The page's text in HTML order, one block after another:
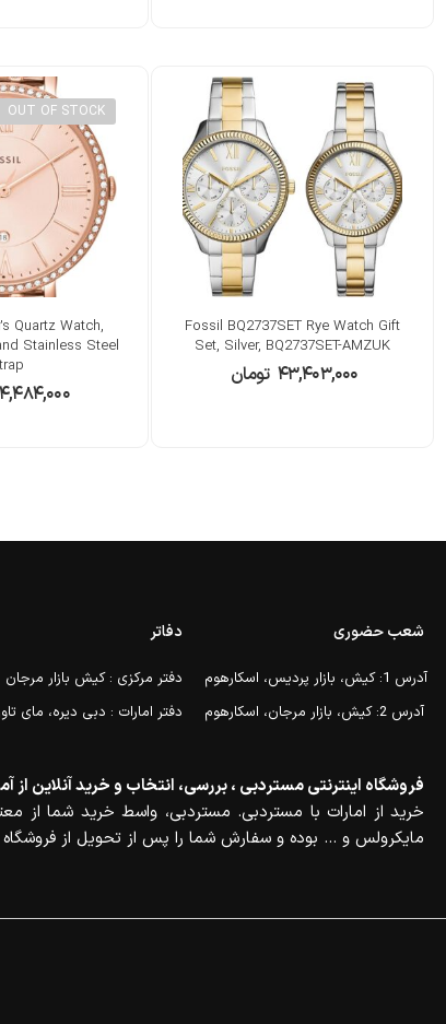
Fossil BQ2737SET Rye Watch Gift
Set, Silver, BQ2737SET-AMZUK
۴۳,۴۰۳,۰۰۰ تومان
OUT OF STOCK
Quartz Watch,
Stainless Steel
دفاتر
دفتر مرکزی : کیش بازار مرجان
دفتر امارات : دبی دیره، مای
شعب حضوری
آدرس 1: کیش، بازار پردیس، اسکارهوم
آدرس 2: کیش، بازار مرجان، اسکارهوم
فروشگاه اینترنتی مستردبی ، بررسی، انتخاب و خرید آنلاین از
خرید از امارات با مستردبی. مستردبی، واسط خرید شما از
مایکرولس و … بوده و سفارش شما را پس از تحویل از